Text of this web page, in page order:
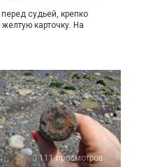
судьей, крепко
карточку. На
111 просмотров